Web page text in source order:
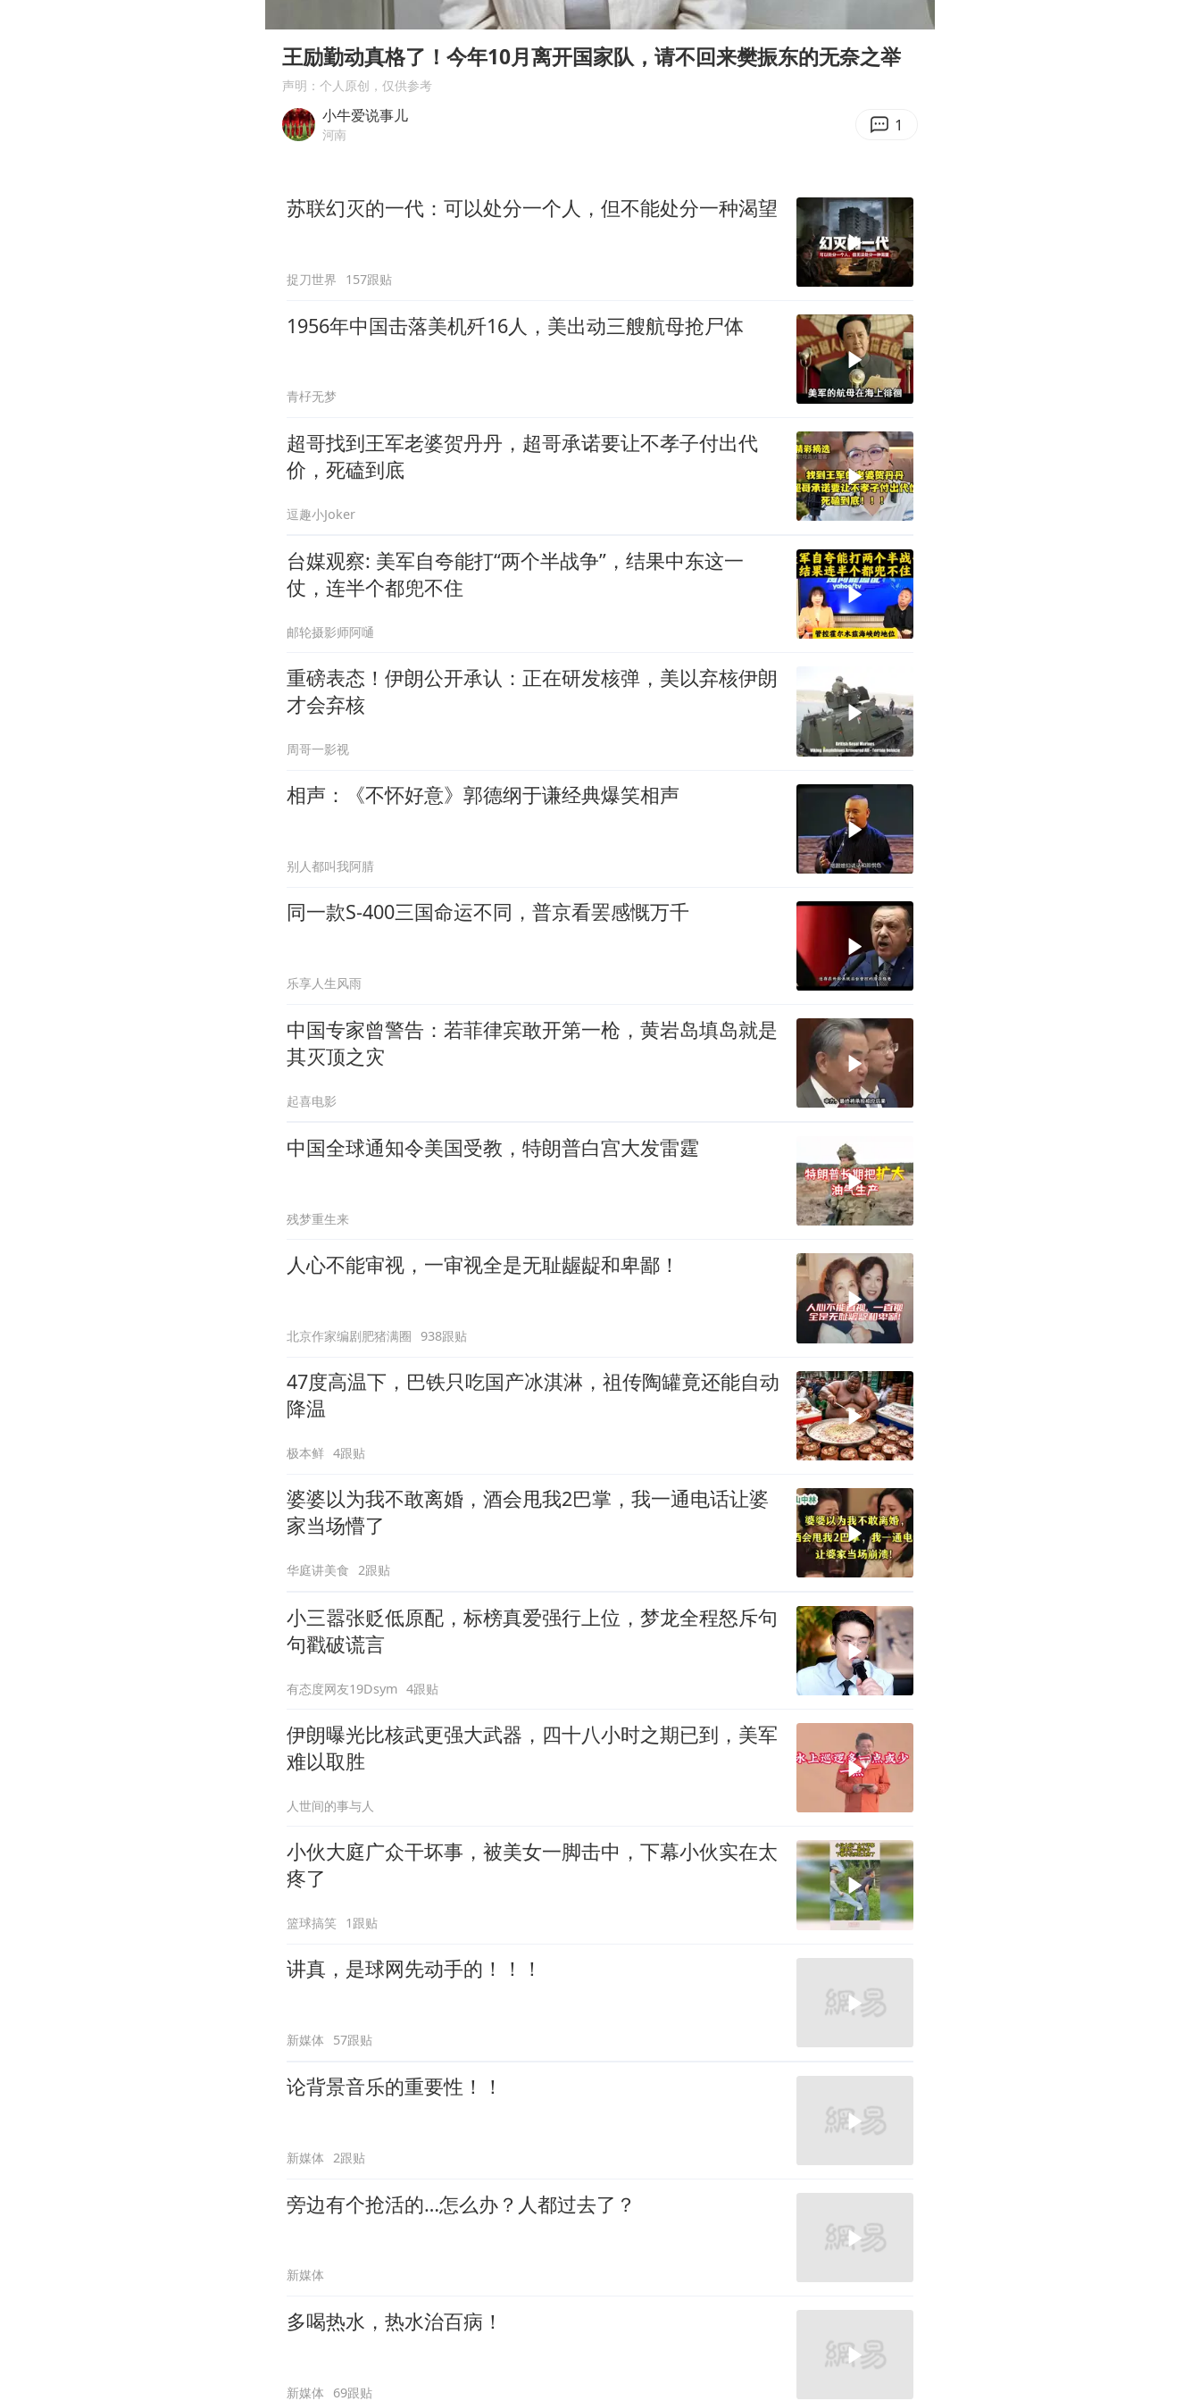
世界第1特鲁姆普斯诺克中国赛一轮游
国足U17与阿森纳决赛取消 并列冠军
奋力开创中国式现代化建设新局面
Enter
王励勤动真格了！今年10月离开国家队，请不回来樊振东的无奈之举
声明：个人原创，仅供参考
小牛爱说事儿
河南 1
苏联幻灭的一代：可以处分一个人，但不能处分一种渴望
捉刀世界 157跟贴
1956年中国击落美机歼16人，美出动三艘航母抢尸体
青杍无梦
超哥找到王军老婆贺丹丹，超哥承诺要让不孝子付出代
价，死磕到底
逗趣小Joker
台媒观察: 美军自夸能打“两个半战争”，结果中东这一
仗，连半个都兜不住
邮轮摄影师阿嗵
重磅表态！伊朗公开承认：正在研发核弹，美以弃核伊朗
才会弃核
周哥一影视
相声：《不怀好意》郭德纲于谦经典爆笑相声
别人都叫我阿腈
同一款S-400三国命运不同，普京看罢感慨万千
乐享人生风雨
中国专家曾警告：若菲律宾敢开第一枪，黄岩岛填岛就是
其灭顶之灾
起喜电影
中国全球通知令美国受教，特朗普白宫大发雷霆
残梦重生来
人心不能审视，一审视全是无耻龌龊和卑鄙！
北京作家编剧肥猪满圈 938跟贴
47度高温下，巴铁只吃国产冰淇淋，祖传陶罐竟还能自动
降温
极本鲜 4跟贴
婆婆以为我不敢离婚，酒会甩我2巴掌，我一通电话让婆
家当场懵了
华庭讲美食 2跟贴
小三嚣张贬低原配，标榜真爱强行上位，梦龙全程怒斥句
句戳破谎言
有态度网友19Dsym 4跟贴
伊朗曝光比核武更强大武器，四十八小时之期已到，美军
难以取胜
人世间的事与人
小伙大庭广众干坏事，被美女一脚击中，下幕小伙实在太
疼了
篮球搞笑 1跟贴
讲真，是球网先动手的！！！
新媒体 57跟贴
论背景音乐的重要性！！
新媒体 2跟贴
旁边有个抢活的…怎么办？人都过去了？
新媒体
多喝热水，热水治百病！
新媒体 69跟贴